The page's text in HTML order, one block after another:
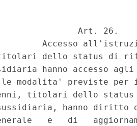
Art. 26.
Accesso
dello status di
hanno accesso
le modalita' previste
titolari dello
hanno diritto
e   di